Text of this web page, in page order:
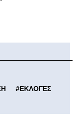
#ΕΚΛΟΓΕΣ